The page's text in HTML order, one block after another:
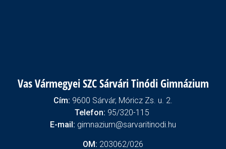
Vas Vármegyei SZC Sárvári Tinódi Gimnázium
Cím: 9600 Sárvár, Móricz Zs. u. 2.
Telefon: 95/320-115
E-mail: gimnazium@sarvaritinodi.hu
OM: 203062/026